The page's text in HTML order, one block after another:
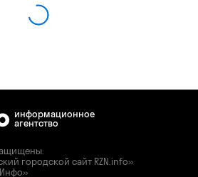
информационное
агентство
городской сайт RZN.info»